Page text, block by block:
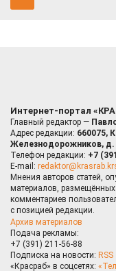
Интернет-портал
Главный редактор —
Адрес редакции: 660075,
Железнодорожников, д.
Телефон редакции: +7
E-mail:
Мнения авторов статей,
материалов,
комментариев
с позицией редакции.
Архив материалов
Подача рекламы:
+7 (391) 211-56-88
Подписка на новости: RSS
«Красраб» в соцсетях: